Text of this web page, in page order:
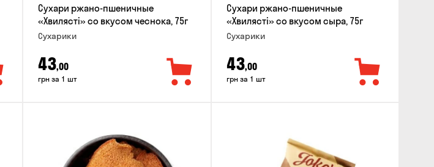
Сухари ржано-пшеничные
«Хвилясті» со вкусом чеснока, 75г
Сухарики
43,00
грн за 1 шт
Сухари ржано-пшеничные
«Хвилясті» со вкусом сыра, 75г
Сухарики
43,00
грн за 1 шт